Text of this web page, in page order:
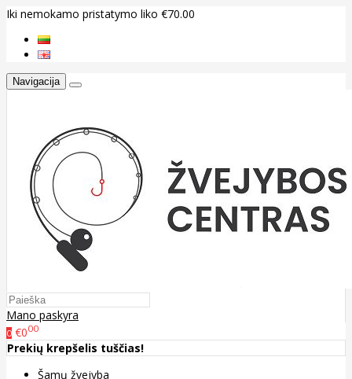
Iki nemokamo pristatymo liko €70.00
Navigacija
Mano paskyra
0 €000
Prekių krepšelis tuščias!
Šamų žvejyba